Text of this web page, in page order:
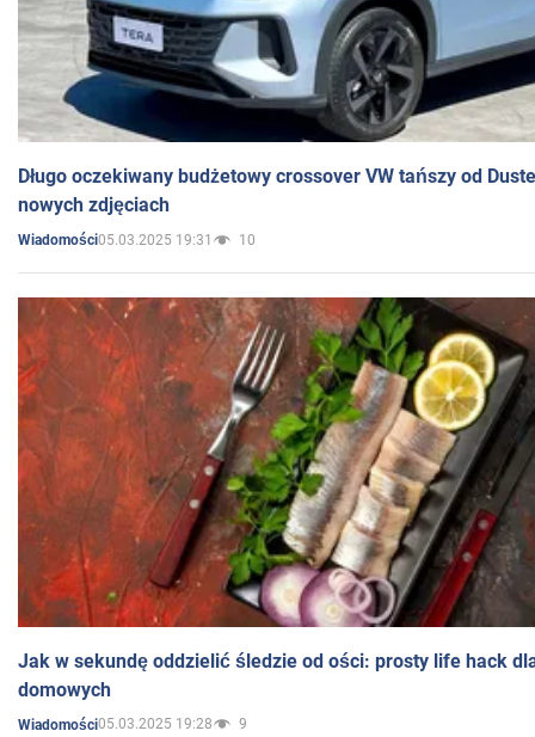
Długo oczekiwany budżetowy crossover VW tańszy od
nowych zdjęciach
Wiadomości05.03.2025 19:31 10
Jak w sekundę oddzielić śledzie od ości: prosty life hack
domowych
Wiadomości05.03.2025 19:28 9